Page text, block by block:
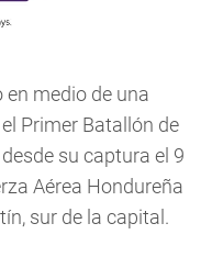
en medio de una
Primer Batallón de
su captura el 9
Aérea Hondureña
sur de la capital.